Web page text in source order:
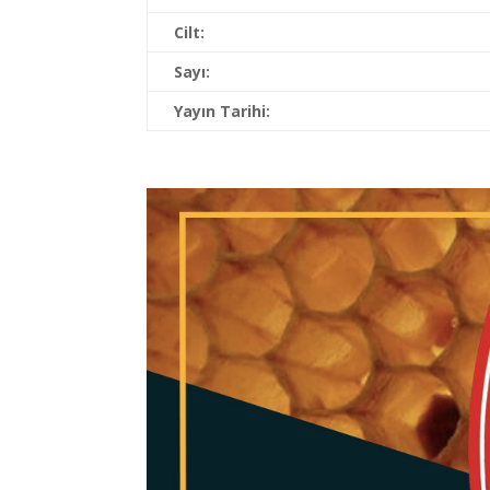
Cilt:
Sayı:
Yayın Tarihi: